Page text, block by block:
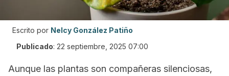
Escrito por Nelcy González Patiño
Publicado: 22 septiembre, 2025 07:00
Aunque las plantas son compañeras silenciosas,